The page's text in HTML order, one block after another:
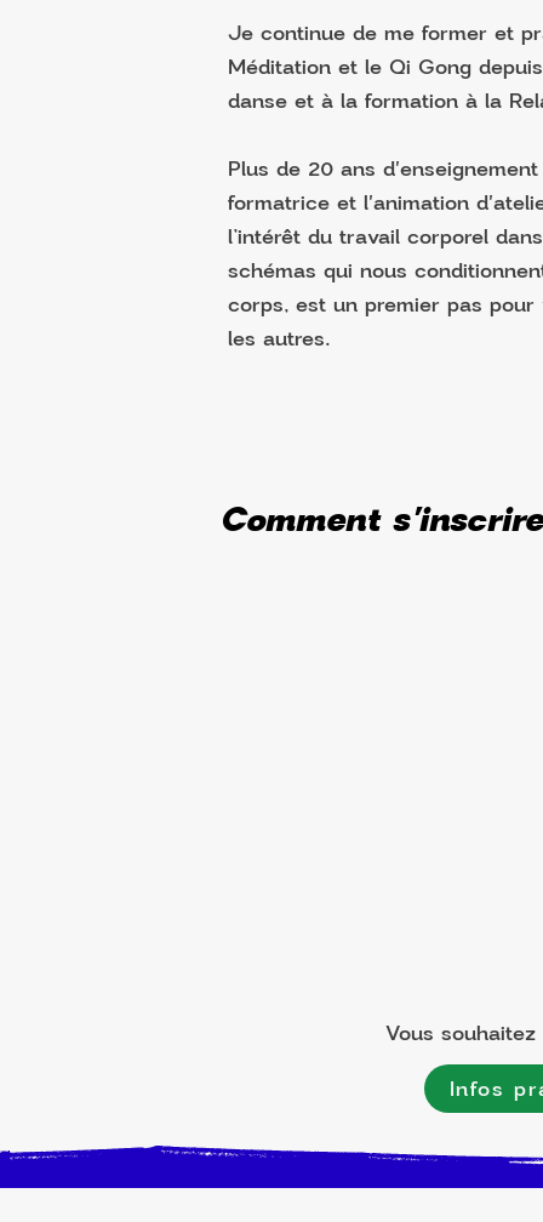
Je continue de me former et
Méditation et le Qi Gong
danse et à la formation à la
Plus de 20 ans
formatrice et l'animation
l’intérêt du travail corporel
schémas qui nous
corps, est un premier pas
les autres.
Comment
Vous
Infos